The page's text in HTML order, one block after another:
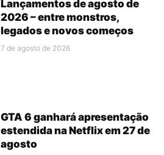
Lançamentos de agosto de
2026 – entre monstros,
legados e novos começos
7 de agosto de 2026
GTA 6 ganhará apresentação
estendida na Netflix em 27 de
agosto